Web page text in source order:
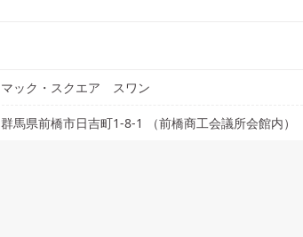
マック・スクエア スワン
群馬県前橋市日吉町1-8-1 （前橋商工会議所会館内）